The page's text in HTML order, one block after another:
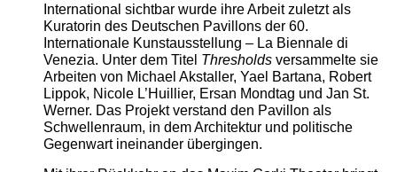
International sichtbar wurde ihre Arbeit zuletzt als
Kuratorin des Deutschen Pavillons der 60.
Internationale Kunstausstellung – La Biennale di
Venezia. Unter dem Titel Thresholdsversammelte sie
Arbeiten von Michael Akstaller, Yael Bartana, Robert
Lippok, Nicole L’Huillier, Ersan Mondtag und Jan St.
Werner. Das Projekt verstand den Pavillon als
Schwellenraum, in dem Architektur und politische
Gegenwart ineinander übergingen.